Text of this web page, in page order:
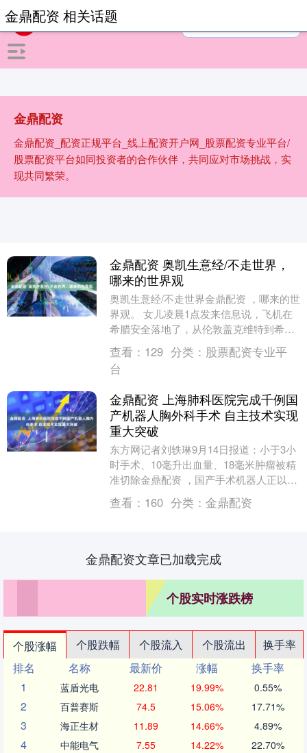
金鼎配资
金鼎配资_配资正规平台_线上配资开户网_股票配资专业平台/
股票配资平台如同投资者的合作伙伴，共同应对市场挑战，实
现共同繁荣。
金鼎配资 相关话题
金鼎配资 奥凯生意经/不走世界，
哪来的世界观
奥凯生意经/不走世界金鼎配资 ，哪来的世
界观。 女儿凌晨1点发来信息说，飞机在
希腊安全落地了，从伦敦盖克维特到希腊3
个小时就到了。女儿说这架飞机很小，前
面坐着就....
查看： 129 分类： 股票配资专业平
台
金鼎配资 上海肺科医院完成千例国
产机器人胸外科手术 自主技术实现
重大突破
东方网记者刘轶琳9月14日报道：小于3小
时手术、10毫升出血量、18毫米肿瘤被精
准切除金鼎配资 ，国产手术机器人正以稳
定、专业和安全的性能演绎着生命救治
的“效率....
查看： 160 分类： 金鼎配资
金鼎配资文章已加载完成
个股实时涨跌榜
个股涨幅 个股跌幅 个股流入 个股流出
换手率
排名
名称 最新价 涨幅
换手率
1
蓝盾光电 22.81 19.99% 0.55%
2 百普赛斯 74.5 15.06% 17.71%
3 海正生材 11.89 14.66% 4.89%
4 中能电气 7.55 14.22% 22.70%